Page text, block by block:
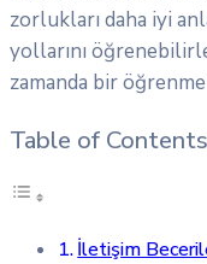
zorlukları daha iyi
yollarını
zamanda bir öğrenme
Table of Contents
İletişim